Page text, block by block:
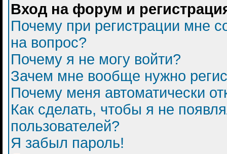
Вход на форум и
Почему при регистрации мне
на вопрос?
Почему я не могу войти?
Зачем мне вообще нужно
Почему меня автоматически
Как сделать, чтобы я не
пользователей?
Я забыл пароль!